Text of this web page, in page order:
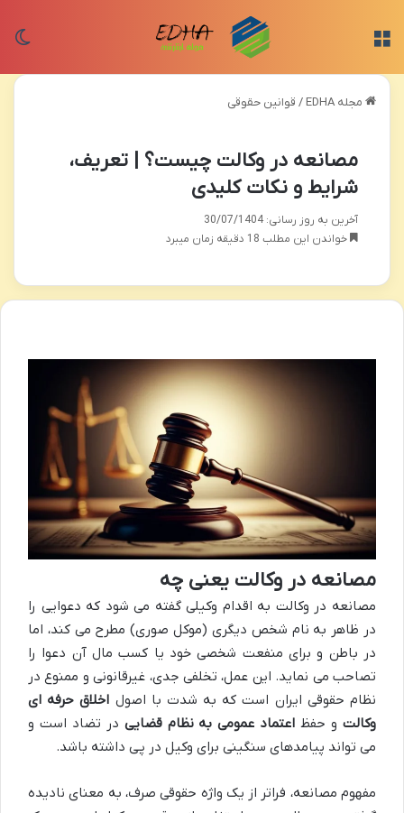
مجله EDHA / قوانین حقوقی
مصانعه در وکالت چیست؟ | تعریف،
شرایط و نکات کلیدی
آخرین به روز رسانی: 30/07/1404
خواندن این مطلب 18 دقیقه زمان میبرد
مصانعه در وکالت یعنی چه
مصانعه در وکالت به اقدام وکیلی گفته می شود که دعوایی را
در ظاهر به نام شخص دیگری (موکل صوری) مطرح می کند، اما
در باطن و برای منفعت شخصی خود یا کسب مال آن دعوا را
تصاحب می نماید. این عمل، تخلفی جدی، غیرقانونی و ممنوع در
نظام حقوقی ایران است که به شدت با اصول اخلاق حرفه ای
وکالتو حفظ اعتماد عمومی به نظام قضایی در تضاد است و
می تواند پیامدهای سنگینی برای وکیل در پی داشته باشد.
مفهوم مصانعه، فراتر از یک واژه حقوقی صرف، به معنای نادیده